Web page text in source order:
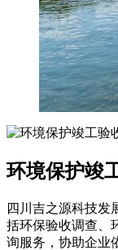
环境保护竣
四川吉之源科技发
括环保验收调查、
询服务，协助企业